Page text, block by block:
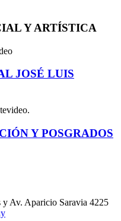
Y ARTÍSTICA
JOSÉ LUIS
Y POSGRADOS
y Av. Aparicio Saravia 4225